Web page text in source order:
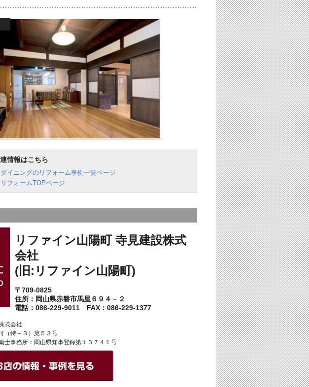
情報はこちら
ダイニングのリフォーム事例一覧ページ
リフォームTOPページ
リファイン山陽町 寺見建設株式
会社
(旧:リファイン山陽町)
〒709-0825
住所：岡山県赤磐市馬屋６９４－２
電話：086-229-9011 FAX：086-229-1377
式会社
（特－３）第５３号
事務所：岡山県知事登録第１３７４１号